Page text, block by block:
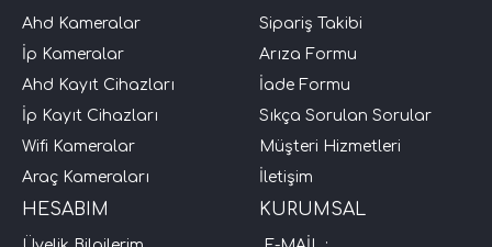
Ahd Kameralar
İp Kameralar
Ahd Kayıt Cihazları
İp Kayıt Cihazları
Wifi Kameralar
Araç Kameraları
Sipariş Takibi
Arıza Formu
İade Formu
Sıkça Sorulan Sorular
Müşteri Hizmetleri
İletişim
HESABIM KURUMSAL